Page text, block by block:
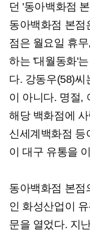
던 '동아백화점
동아백화점 본점
점은 월요일 휴
하는 '대월동화'
다. 강동우(58)씨
이 아니다. 명절,
해당 백화점에
신세계백화점 등
이 대구 유통을
동아백화점 본점
인 화성산업이
문을 열었다. 지